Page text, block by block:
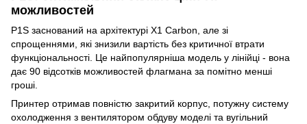
можливостей
P1S заснований на архітектурі X1 Carbon, але зі
спрощеннями, які знизили вартість без критичної втрати
функціональності. Це найпопулярніша модель у лінійці - вона
дає 90 відсотків можливостей флагмана за помітно менші
гроші.
Принтер отримав повністю закритий корпус, потужну систему
охолодження з вентилятором обдуву моделі та вугільний